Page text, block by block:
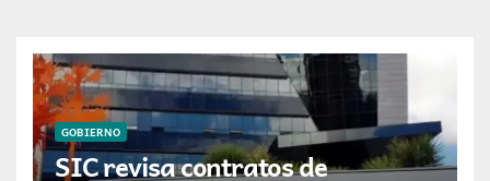
GOBIERNO
SIC revisa contratos de